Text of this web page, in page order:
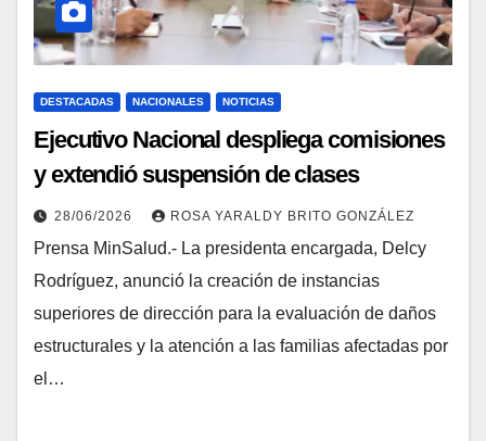
DESTACADAS NACIONALES NOTICIAS
Ejecutivo Nacional despliega comisiones
y extendió suspensión de clases
28/06/2026 ROSA YARALDY BRITO GONZÁLEZ
Prensa MinSalud.- La presidenta encargada, Delcy
Rodríguez, anunció la creación de instancias
superiores de dirección para la evaluación de daños
estructurales y la atención a las familias afectadas por
el…